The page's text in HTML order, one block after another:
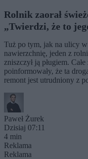
Rolnik zaorał
„Twierdzi, że to
Tuż po tym, jak na ulicy
nawierzchnię, jeden z
zniszczył ją pługiem.
poinformowały, że ta
remont jest utrudniony z
Paweł Żurek
Dzisiaj 07:11
4 min
Reklama
Reklama